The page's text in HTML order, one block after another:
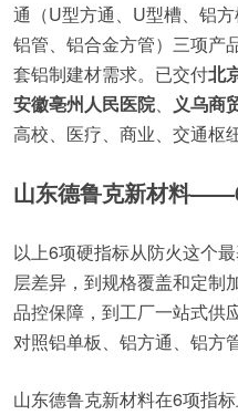
通（U型方通、U型槽、铝
铝管、铝合金方管）三项产
套铝制建材需求。已交付北
安徽亳州人民医院、 义乌商
高校、医疗、商业、交通枢
山东德鲁克新材料
以上6项硬指标从防火这个
层差异，到规格覆盖和定制
品控保障，到工厂一站式
对照铝单板、铝方通、铝方
山东德鲁克新材料在6项指